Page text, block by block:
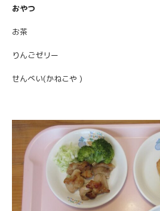
おやつ
お茶
りんごゼリー
せんべい(かねこや )